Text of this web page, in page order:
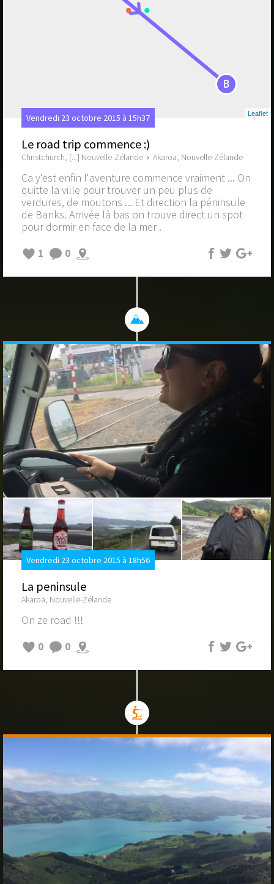
B
Leaflet
Vendredi 23 octobre 2015 à 15h37
Le road trip commence :)
Christchurch, [...] Nouvelle-Zélande › Akaroa, Nouvelle-Zélande
Ca y'est enfin l'aventure commence vraiment ... On
quitte la ville pour trouver un peu plus de
verdures, de moutons ... Et direction la péninsule
de Banks. Arrivée là bas on trouve direct un spot
pour dormir en face de la mer .
1
0
Vendredi 23 octobre 2015 à 18h56
La peninsule
Akaroa, Nouvelle-Zélande
On ze road !!!
0
0